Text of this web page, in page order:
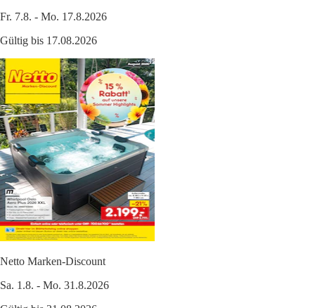
Fr. 7.8. - Mo. 17.8.2026
Gültig bis 17.08.2026
Netto Marken-Discount
Sa. 1.8. - Mo. 31.8.2026